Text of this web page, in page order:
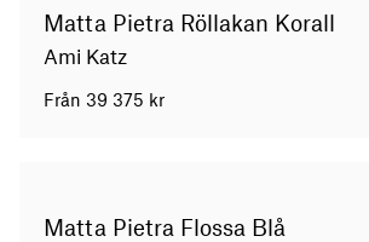
Matta Pietra Röllakan Korall
Ami Katz
Från 39 375 kr
Matta Pietra Flossa Blå